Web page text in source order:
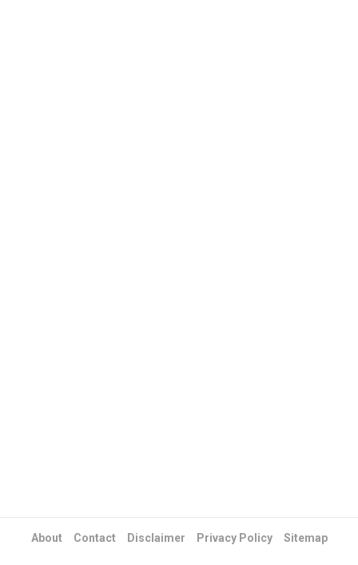
About Contact Disclaimer Privacy Policy Sitemap